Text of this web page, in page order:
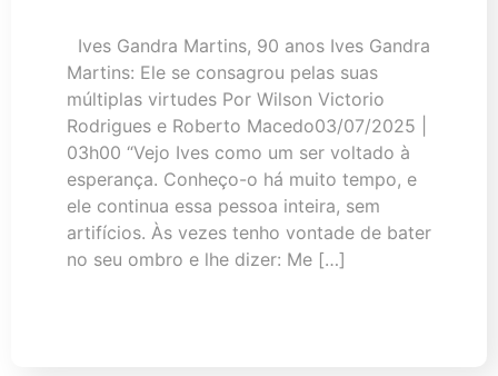
Ives Gandra Martins, 90 anos Ives Gandra
Martins: Ele se consagrou pelas suas
múltiplas virtudes Por Wilson Victorio
Rodrigues e Roberto Macedo03/07/2025 |
03h00 “Vejo Ives como um ser voltado à
esperança. Conheço-o há muito tempo, e
ele continua essa pessoa inteira, sem
artifícios. Às vezes tenho vontade de bater
no seu ombro e lhe dizer: Me […]